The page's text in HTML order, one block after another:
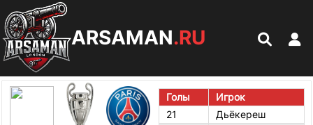
ARSAMAN.RU
Голы
Игрок
21
Дьёкереш